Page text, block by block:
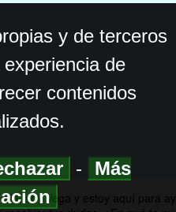
y de terceros
de
contenidos
-
Más